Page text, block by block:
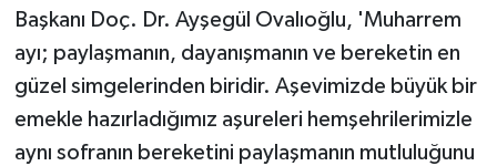
Başkanı Doç. Dr. Ayşegül Ovalıoğlu, 'Muharrem
ayı; paylaşmanın, dayanışmanın ve bereketin en
güzel simgelerinden biridir. Aşevimizde büyük bir
emekle hazırladığımız aşureleri hemşehrilerimizle
aynı sofranın bereketini paylaşmanın mutluluğunu